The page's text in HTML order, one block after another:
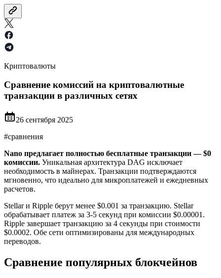
Криптовалюты
Сравнение комиссий на криптовалютные
транзакции в различных сетях
26 сентября 2025
#сравнения
Nano предлагает полностью бесплатные транзакции — $0
комиссии. Уникальная архитектура DAG исключает
необходимость в майнерах. Транзакции подтверждаются
мгновенно, что идеально для микроплатежей и ежедневных
расчетов.
Stellar и Ripple берут менее $0.001 за транзакцию. Stellar
обрабатывает платеж за 3-5 секунд при комиссии $0.00001.
Ripple завершает транзакцию за 4 секунды при стоимости
$0.0002. Обе сети оптимизированы для международных
переводов.
Сравнение популярных блокчейнов